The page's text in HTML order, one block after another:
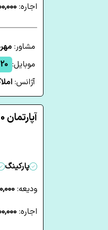
اجاره:
مشاور:
موبایل:
آژانس: املاک
آپارتمان 90 متری دو خوابه در قصردشت شیراز
پارکینگ
ودیعه:
اجاره: